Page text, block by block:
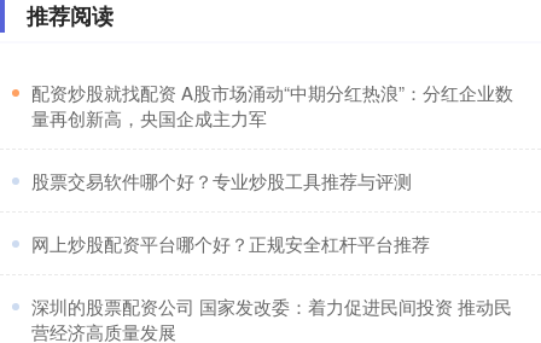
推荐阅读
​配资炒股就找配资 A股市场涌动“中期分红热浪”：分红企业数
量再创新高，央国企成主力军
​股票交易软件哪个好？专业炒股工具推荐与评测
​网上炒股配资平台哪个好？正规安全杠杆平台推荐
​深圳的股票配资公司 国家发改委：着力促进民间投资 推动民
营经济高质量发展